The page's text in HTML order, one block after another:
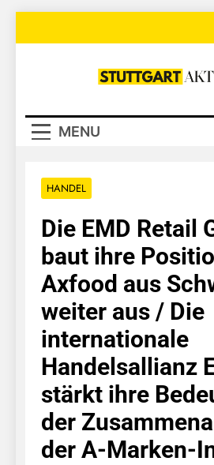
MENU
HANDEL
Die EMD Retail
baut ihre
Axfood aus
weiter aus / Die
internationale
Handelsallianz
stärkt ihre
der
der A-Marken-